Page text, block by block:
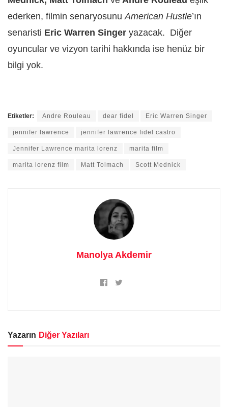
ederken, filmin senaryosunu American Hustle’ın
senaristi Eric Warren Singer yazacak. Diğer
oyuncular ve vizyon tarihi hakkında ise henüz bir
bilgi yok.
Etiketler: Andre Rouleau dear fidel Eric Warren Singer
jennifer lawrence jennifer lawrence fidel castro
Jennifer Lawrence marita lorenz marita film
marita lorenz film Matt Tolmach Scott Mednick
Manolya Akdemir
Yazarın Diğer Yazıları